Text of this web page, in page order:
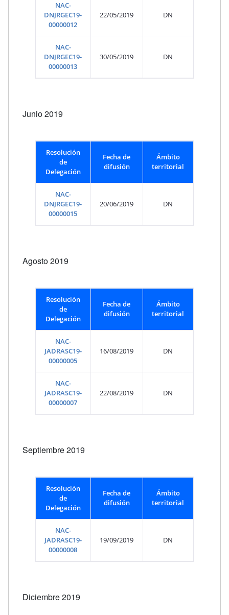
NAC-
DNJRGEC19-
00000012
22/05/2019 DN
NAC-
DNJRGEC19-
00000013
30/05/2019 DN
Junio 2019
Resolución
de
Delegación
Fecha de
difusión
Ámbito
territorial
NAC-
DNJRGEC19-
00000015
20/06/2019 DN
Agosto 2019
Resolución
de
Delegación
Fecha de
difusión
Ámbito
territorial
NAC-
JADRASC19-
00000005
16/08/2019 DN
NAC-
JADRASC19-
00000007
22/08/2019 DN
Septiembre 2019
Resolución
de
Delegación
Fecha de
difusión
Ámbito
territorial
NAC-
JADRASC19-
00000008
19/09/2019 DN
Diciembre 2019